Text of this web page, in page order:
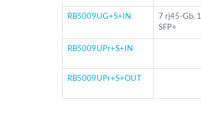
RB5009UG+S+IN
7 rj45-Gb,
SFP+
RB5009UPr+S+IN
RB5009UPr+S+OUT